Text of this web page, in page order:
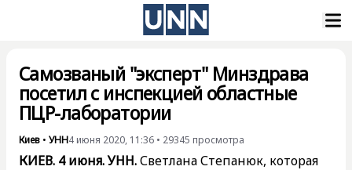
Самозваный "эксперт" Минздрава
посетил с инспекцией областные
ПЦР-лаборатории
Киев • УНН4 июня 2020, 11:36 • 29345 просмотра
КИЕВ. 4 июня. УНН.Светлана Степанюк, которая